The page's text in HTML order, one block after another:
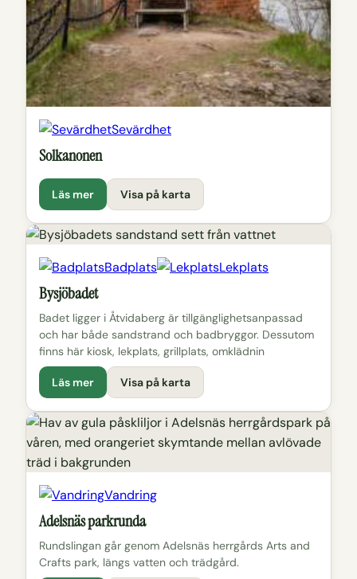
Sevärdhet
Solkanonen
Läs mer Visa på karta
Badplats Lekplats
Bysjöbadet
Badet ligger i Åtvidaberg är tillgänglighetsanpassad
och har både sandstrand och badbryggor. Dessutom
finns här kiosk, lekplats, grillplats, omklädnin
Läs mer Visa på karta
Vandring
Adelsnäs parkrunda
Rundslingan går genom Adelsnäs herrgårds Arts and
Crafts park, längs vatten och trädgård.